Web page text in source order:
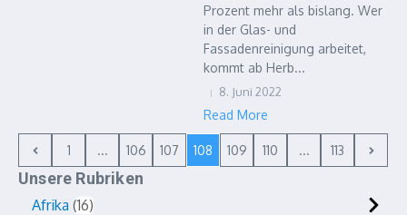
Prozent mehr als bislang. Wer
in der Glas- und
Fassadenreinigung arbeitet,
kommt ab Herb...
8. Juni 2022
Read More
1 ... 106 107 108 109 110 ... 113
Unsere Rubriken
Afrika 16